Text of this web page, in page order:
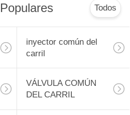
DE ALTA
21
Todos
inyector común del
carril
VÁLVULA COMÚN
DEL CARRIL